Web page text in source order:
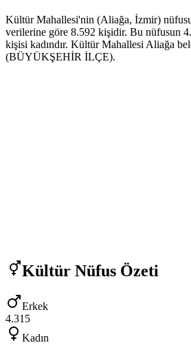
Kültür Mahallesi'nin (Aliağa, İzmir)
verilerine göre 8.592 kişidir. Bu nüfusun
kişisi kadındır. Kültür Mahallesi Aliağa
(BÜYÜKŞEHİR İLÇE).
Kültür Nüfus Özeti
Erkek
4.315
Kadın